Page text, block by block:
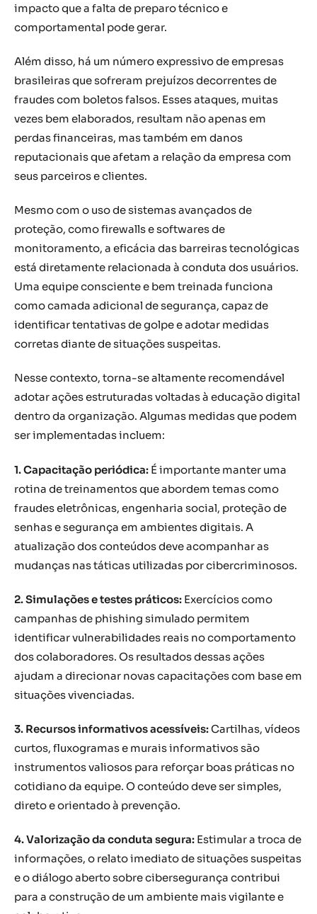
impacto que a falta de preparo técnico e
comportamental pode gerar.
Além disso, há um número expressivo de empresas
brasileiras que sofreram prejuízos decorrentes de
fraudes com boletos falsos. Esses ataques, muitas
vezes bem elaborados, resultam não apenas em
perdas financeiras, mas também em danos
reputacionais que afetam a relação da empresa com
seus parceiros e clientes.
Mesmo com o uso de sistemas avançados de
proteção, como firewalls e softwares de
monitoramento, a eficácia das barreiras tecnológicas
está diretamente relacionada à conduta dos usuários.
Uma equipe consciente e bem treinada funciona
como camada adicional de segurança, capaz de
identificar tentativas de golpe e adotar medidas
corretas diante de situações suspeitas.
Nesse contexto, torna-se altamente recomendável
adotar ações estruturadas voltadas à educação digital
dentro da organização. Algumas medidas que podem
ser implementadas incluem:
1. Capacitação periódica: É importante manter uma
rotina de treinamentos que abordem temas como
fraudes eletrônicas, engenharia social, proteção de
senhas e segurança em ambientes digitais. A
atualização dos conteúdos deve acompanhar as
mudanças nas táticas utilizadas por cibercriminosos.
2. Simulações e testes práticos: Exercícios como
campanhas de phishing simulado permitem
identificar vulnerabilidades reais no comportamento
dos colaboradores. Os resultados dessas ações
ajudam a direcionar novas capacitações com base em
situações vivenciadas.
3. Recursos informativos acessíveis:Cartilhas, vídeos
curtos, fluxogramas e murais informativos são
instrumentos valiosos para reforçar boas práticas no
cotidiano da equipe. O conteúdo deve ser simples,
direto e orientado à prevenção.
4. Valorização da conduta segura: Estimular a troca de
informações, o relato imediato de situações suspeitas
e o diálogo aberto sobre cibersegurança contribui
para a construção de um ambiente mais vigilante e